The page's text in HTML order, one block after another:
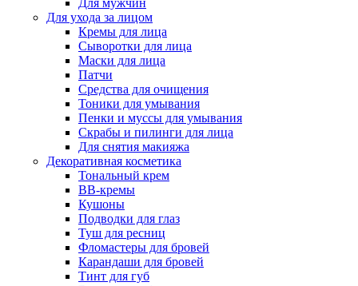
Для мужчин
Для ухода за лицом
Кремы для лица
Сыворотки для лица
Маски для лица
Патчи
Средства для очищения
Тоники для умывания
Пенки и муссы для умывания
Скрабы и пилинги для лица
Для снятия макияжа
Декоративная косметика
Тональный крем
BB-кремы
Кушоны
Подводки для глаз
Туш для ресниц
Фломастеры для бровей
Карандаши для бровей
Тинт для губ